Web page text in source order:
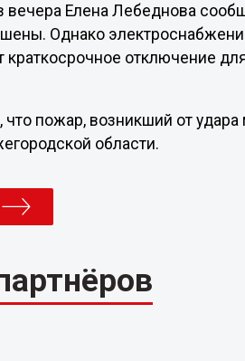
вечера Елена Лебеднова
Однако
краткосрочное отключение
, что пожар, возникший от
области.